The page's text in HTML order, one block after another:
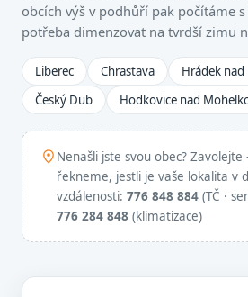
obcích výš v podhůří pak počítáme
potřeba dimenzovat na tvrdší zimu
Liberec Chrastava Hrádek nad
Český Dub
Hodkovice nad
Nenašli jste svou obec?
řekneme, jestli je vaše lokalita v
vzdálenosti: 776 848 884 (TČ ·
776 284 848 (klimatizace)